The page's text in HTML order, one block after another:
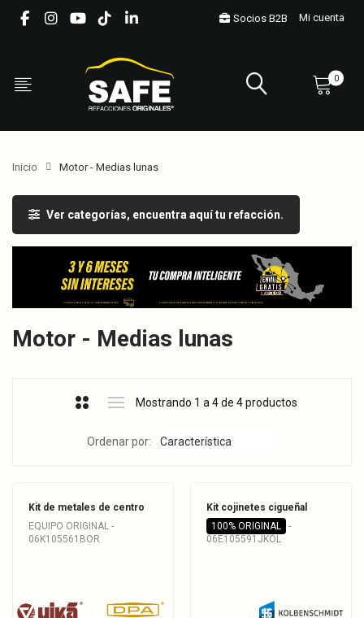
Socios B2B Mi cuenta
0
Inicio Motor - Medias lunas
Ver categorías, encuentra aquí tu refacción.
Motor - Medias lunas
Mostrando 1 a 4 de 4 productos
Ordenar por:
Kit de metales de centro
EQUIPO ORIGINAL -
06K105561BOR
Kit cojinetes cigueñal
100% ORIGINAL
-
06E105591JKOL